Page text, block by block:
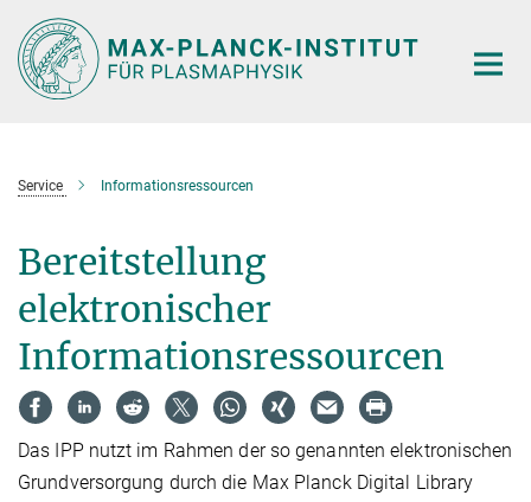
Hauptinhalt
Service Informationsressourcen
Bereitstellung
elektronischer
Informationsressourcen
Das IPP nutzt im Rahmen der so genannten elektronischen
Grundversorgung durch die Max Planck Digital Library